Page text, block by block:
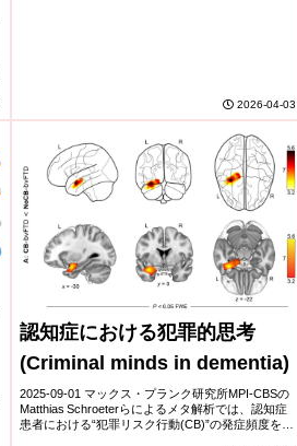
2026-04-03
認知症における犯罪的思考
(Criminal minds in dementia)
2025-09-01 マックス・プランク研究所MPI‑CBSの
Matthias Schroeterらによるメタ解析では、認知症
患者における“犯罪リスク行動(CB)”の発症頻度を多